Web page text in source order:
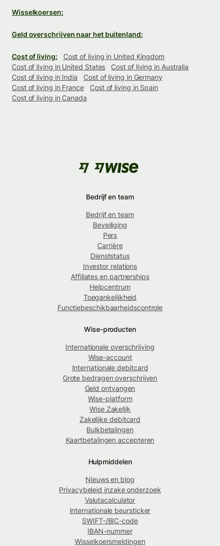
Wisselkoersen:
Geld overschrijven naar het buitenland:
Cost of living:
Cost of living in United Kingdom
Cost of living in United States
Cost of living in Australia
Cost of living in India
Cost of living in Germany
Cost of living in France
Cost of living in Spain
Cost of living in Canada
Bedrijf en team
Bedrijf en team
Beveiliging
Pers
Carrière
Dienststatus
Investor relations
Affiliates en partnerships
Helpcentrum
Toegankelijkheid
Functiebeschikbaarheidscontrole
Wise-producten
Internationale overschrijving
Wise-account
Internationale debitcard
Grote bedragen overschrijven
Geld ontvangen
Wise-platform
Wise Zakelijk
Zakelijke debitcard
Bulkbetalingen
Kaartbetalingen accepteren
Hulpmiddelen
Nieuws en blog
Privacybeleid inzake onderzoek
Valutacalculator
Internationale beursticker
SWIFT-/BIC-code
IBAN-nummer
Wisselkoersmeldingen